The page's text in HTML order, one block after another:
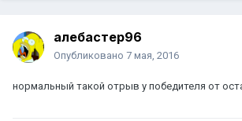
алебастер96
Опубликовано 7 мая, 2016
нормальный такой отрыв у победителя от